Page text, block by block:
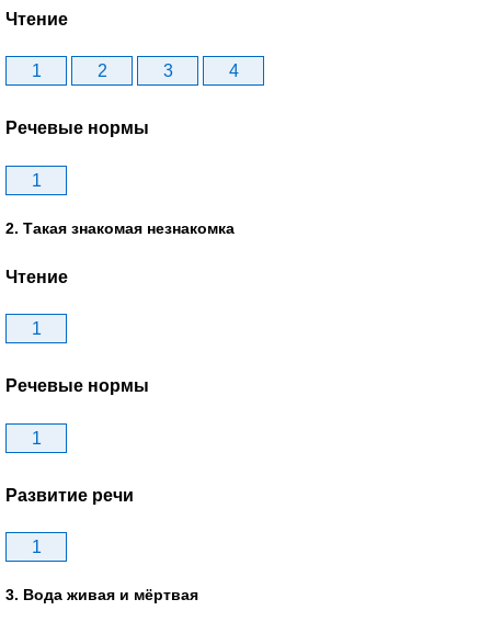
Чтение
1 2 3 4
Речевые нормы
1
2. Такая знакомая незнакомка
Чтение
1
Речевые нормы
1
Развитие речи
1
3. Вода живая и мёртвая